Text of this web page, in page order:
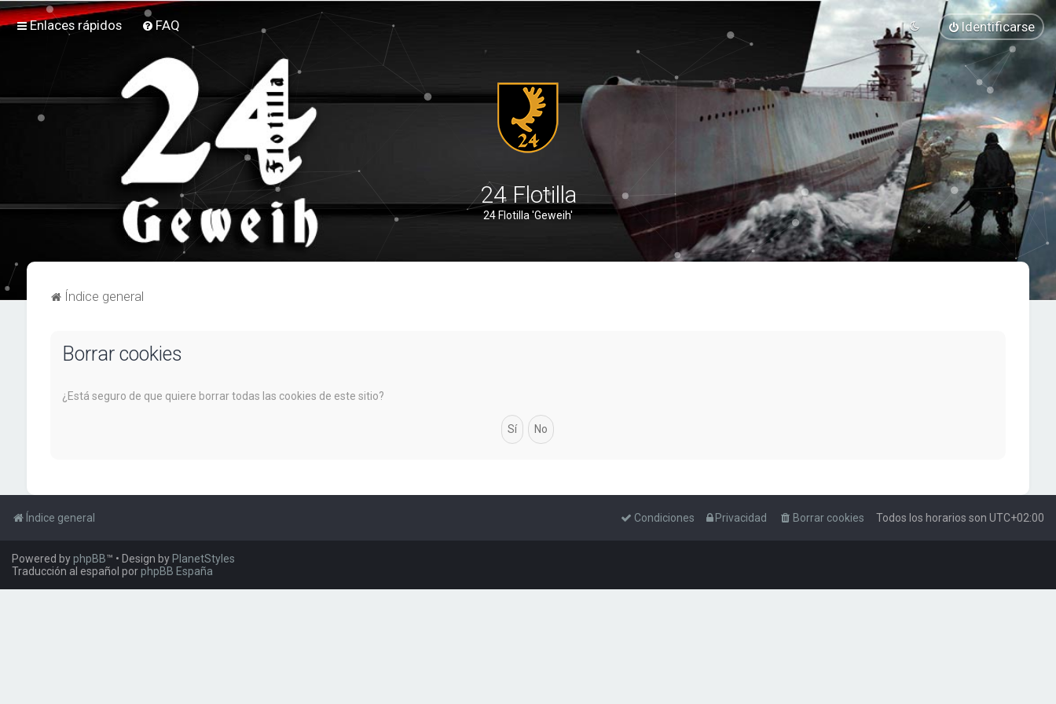
Enlaces rápidos FAQ Identificarse
24 Flotilla
24 Flotilla 'Geweih'
Índice general
Borrar cookies
¿Está seguro de que quiere borrar todas las cookies de este sitio?
Índice general Todos los horarios son UTC+02:00
Borrar cookies
Privacidad
Condiciones
Powered byphpBB™ • Design by PlanetStyles
Traducción al español porphpBB España